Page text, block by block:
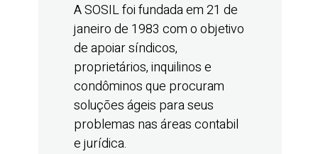
A SOSIL foi fundada em 21 de
janeiro de 1983 com o objetivo
de apoiar síndicos,
proprietários, inquilinos e
condôminos que procuram
soluções ágeis para seus
problemas nas áreas contabil
e jurídica.